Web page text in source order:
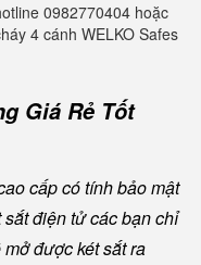
0982770404 hoặc
4 cánh WELKO Safes
Giá Rẻ Tốt
cấp có tính bảo mật
điện tử các bạn chỉ
được két sắt ra